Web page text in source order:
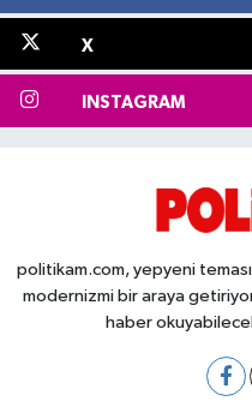
X
INSTAGRAM
politikam.com, yepyeni
modernizmi bir araya
haber